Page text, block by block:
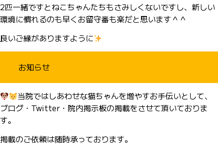
2匹一緒ですとねこちゃんたちもさみしくないですし、新しい
環境に慣れるのも早くお留守番も楽だと思います＾＾
良いご縁がありますように
お知らせ
当院ではしあわせな猫ちゃんを増やすお手伝いとして、
ブログ・Twitter・院内掲示板の掲載をさせて頂いておりま
す。
掲載のご依頼は随時承っております。